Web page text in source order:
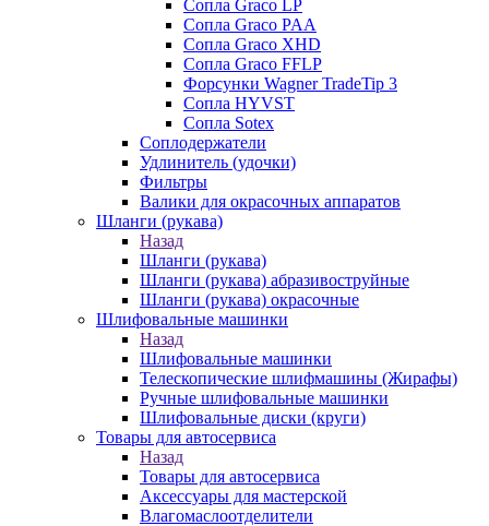
Сопла Graco LP
Сопла Graco PAA
Сопла Graco XHD
Сопла Graco FFLP
Форсунки Wagner TradeTip 3
Сопла HYVST
Сопла Sotex
Соплодержатели
Удлинитель (удочки)
Фильтры
Валики для окрасочных аппаратов
Шланги (рукава)
Назад
Шланги (рукава)
Шланги (рукава) абразивоструйные
Шланги (рукава) окрасочные
Шлифовальные машинки
Назад
Шлифовальные машинки
Телескопические шлифмашины (Жирафы)
Ручные шлифовальные машинки
Шлифовальные диски (круги)
Товары для автосервиса
Назад
Товары для автосервиса
Аксессуары для мастерской
Влагомаслоотделители